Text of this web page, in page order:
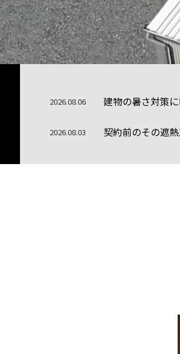
2026.08.06 建物の暑さ対策
2026.08.03 契約前のその遮